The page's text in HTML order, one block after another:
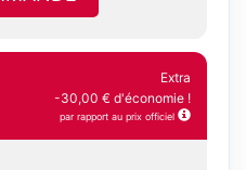
Extra
-30,00 € d'économie !
par rapport au prix officiel